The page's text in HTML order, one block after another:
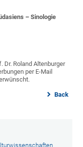
– Sinologie
Dr. Roland Altenburger
per E-Mail
Back